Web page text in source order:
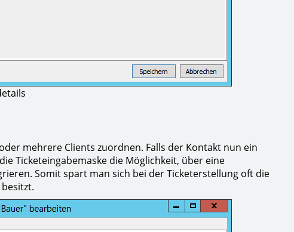
mehrere Clients zuordnen. Falls der Kontakt nun ein
Ticketeingabemaske die Möglichkeit, über eine
Somit spart man sich bei der Ticketerstellung oft die